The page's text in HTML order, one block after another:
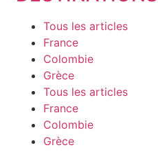
Tous les articles
France
Colombie
Grèce
Tous les articles
France
Colombie
Grèce